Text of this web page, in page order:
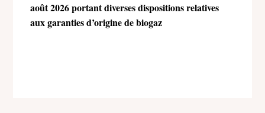
août 2026 portant diverses dispositions relatives
aux garanties d’origine de biogaz